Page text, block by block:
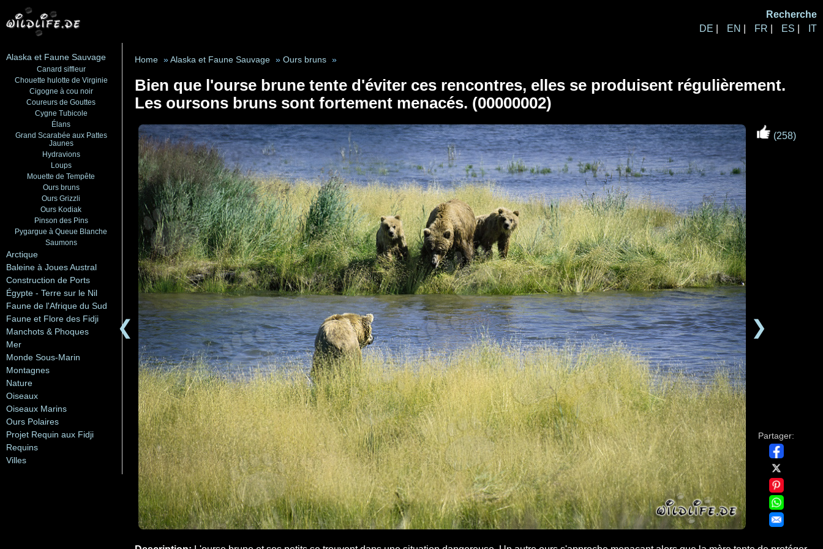
Recherche
DE
EN FR ES IT
Alaska et Faune Sauvage
Canard siffleur
Chouette hulotte de Virginie
Cigogne à cou noir
Coureurs de Gouttes
Cygne Tubicole
Élans
Grand Scarabée aux Pattes
Jaunes
Hydravions
Loups
Mouette de Tempête
Ours bruns
Ours Grizzli
Ours Kodiak
Pinson des Pins
Pygargue à Queue Blanche
Saumons
Arctique
Baleine à Joues Austral
Construction de Ports
Égypte - Terre sur le Nil
Faune de l'Afrique du Sud
Faune et Flore des Fidji
Manchots & Phoques
Mer
Monde Sous-Marin
Montagnes
Nature
Oiseaux
Oiseaux Marins
Ours Polaires
Projet Requin aux Fidji
Requins
Villes
Home » Alaska et Faune Sauvage » Ours bruns »
Bien que l'ourse brune tente d'éviter ces rencontres, elles se produisent régulièrement.
Les oursons bruns sont fortement menacés. (00000002)
❮ ❯
(258)
Partager: